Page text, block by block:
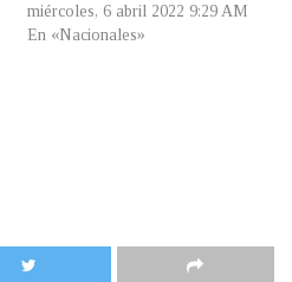
miércoles, 6 abril 2022 9:29 AM
En «Nacionales»